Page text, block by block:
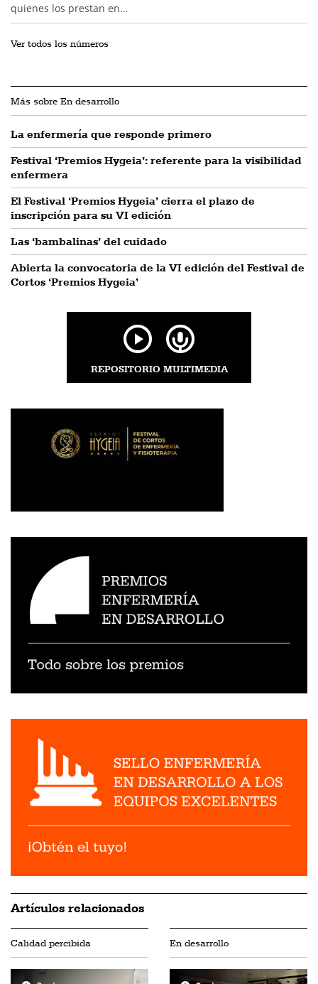
quienes los prestan en…
Ver todos los números
Más sobre En desarrollo
La enfermería que responde primero
Festival ‘Premios Hygeia’: referente para la visibilidad
enfermera
El Festival ‘Premios Hygeia’ cierra el plazo de
inscripción para su VI edición
Las ‘bambalinas’ del cuidado
Abierta la convocatoria de la VI edición del Festival de
Cortos ‘Premios Hygeia’
REPOSITORIO MULTIMEDIA
Artículos relacionados
Calidad percibida En desarrollo